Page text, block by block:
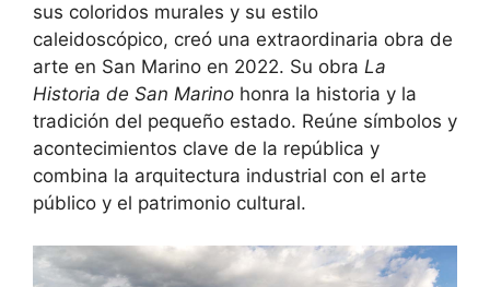
sus coloridos murales y su estilo
caleidoscópico, creó una extraordinaria obra de
arte en San Marino en 2022. Su obra La
Historia de San Marino honra la historia y la
tradición del pequeño estado. Reúne símbolos y
acontecimientos clave de la república y
combina la arquitectura industrial con el arte
público y el patrimonio cultural.